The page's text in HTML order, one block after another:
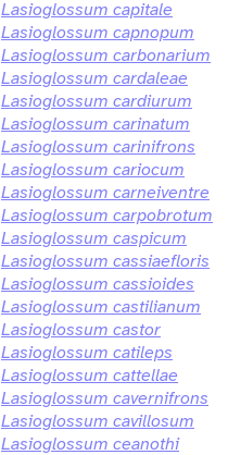
Lasioglossum capitale
Lasioglossum capnopum
Lasioglossum carbonarium
Lasioglossum cardaleae
Lasioglossum cardiurum
Lasioglossum carinatum
Lasioglossum carinifrons
Lasioglossum cariocum
Lasioglossum carneiventre
Lasioglossum carpobrotum
Lasioglossum caspicum
Lasioglossum cassiaefloris
Lasioglossum cassioides
Lasioglossum castilianum
Lasioglossum castor
Lasioglossum catileps
Lasioglossum cattellae
Lasioglossum cavernifrons
Lasioglossum cavillosum
Lasioglossum ceanothi